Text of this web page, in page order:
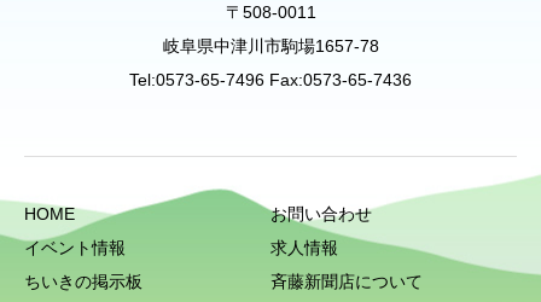
〒508-0011
岐阜県中津川市駒場1657-78
Tel:0573-65-7496 Fax:0573-65-7436
HOME
イベント情報
ちいきの掲示板
お問い合わせ
求人情報
斉藤新聞店について